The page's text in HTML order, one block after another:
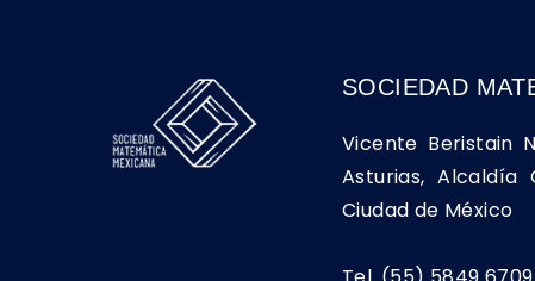
SOCIEDAD
Vicente Beristain
Asturias, Alcaldía
Ciudad de México